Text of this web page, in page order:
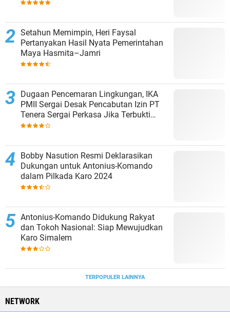
Setahun Memimpin, Heri Faysal
Pertanyakan Hasil Nyata Pemerintahan
Maya Hasmita–Jamri
Dugaan Pencemaran Lingkungan, IKA
PMII Sergai Desak Pencabutan Izin PT
Tenera Sergai Perkasa Jika Terbukti
Melanggar
Bobby Nasution Resmi Deklarasikan
Dukungan untuk Antonius-Komando
dalam Pilkada Karo 2024
Antonius-Komando Didukung Rakyat
dan Tokoh Nasional: Siap Mewujudkan
Karo Simalem
TERPOPULER LAINNYA
NETWORK